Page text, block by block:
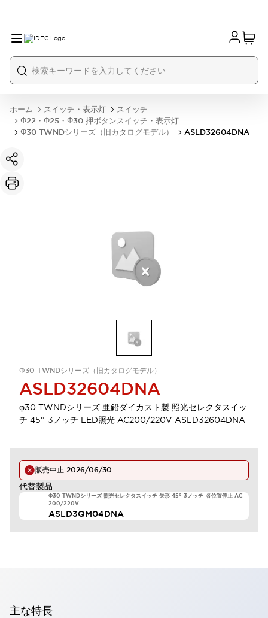
ホーム スイッチ・表示灯
スイッチ
Φ22・Φ25・Φ30 押ボタンスイッチ・表示灯
Φ30 TWNDシリーズ（旧カタログモデル）
ASLD32604DNA
Φ30 TWNDシリーズ（旧カタログモデル）
ASLD32604DNA
φ30 TWNDシリーズ 亜鉛ダイカスト製 照光セレクタスイッ
チ 45°-3ノッチ LED照光 AC200/220V ASLD32604DNA
販売中止 2026/06/30
代替製品
Φ30 TWNDシリーズ 照光セレクタスイッチ 矢形 45°-3ノッチ-各位置停止 AC
200/220V
ASLD3QM04DNA
主な特長